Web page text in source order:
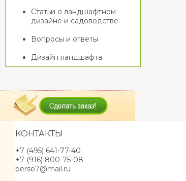
Статьи о ландшафтном
дизайне и садоводстве
Вопросы и ответы
Дизайн ландшафта
КОНТАКТЫ
+7 (495) 641-77-40
+7 (916) 800-75-08
berso7@mail.ru